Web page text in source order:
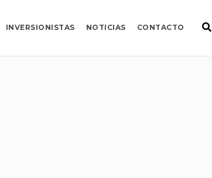
INVERSIONISTAS NOTICIAS CONTACTO